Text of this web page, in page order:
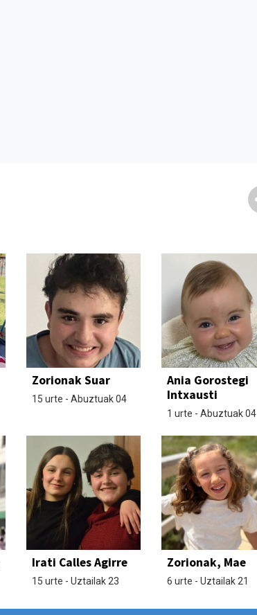
Zorionak Suar
15 urte - Abuztuak 04
Ania Gorostegi
Intxausti
1 urte - Abuztuak 04
Irati Calles Agirre
15 urte - Uztailak 23
Zorionak, Mae
6 urte - Uztailak 21